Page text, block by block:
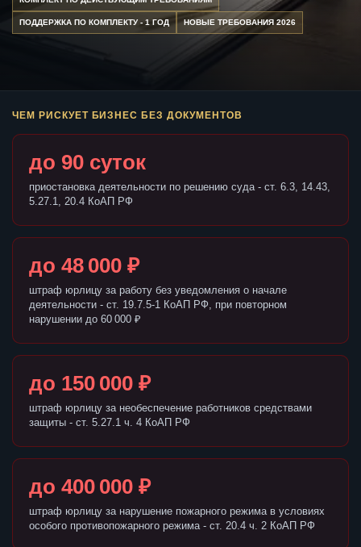
ПОДДЕРЖКА ПО КОМПЛЕКТУ - 1 ГОД НОВЫЕ ТРЕБОВАНИЯ 2026
ЧЕМ РИСКУЕТ БИЗНЕС БЕЗ ДОКУМЕНТОВ
до 90 суток
приостановка деятельности по решению суда - ст. 6.3, 14.43,
5.27.1, 20.4 КоАП РФ
до 48 000 ₽
штраф юрлицу за работу без уведомления о начале
деятельности - ст. 19.7.5-1 КоАП РФ, при повторном
нарушении до 60 000 ₽
до 150 000 ₽
штраф юрлицу за необеспечение работников средствами
защиты - ст. 5.27.1 ч. 4 КоАП РФ
до 400 000 ₽
штраф юрлицу за нарушение пожарного режима в условиях
особого противопожарного режима - ст. 20.4 ч. 2 КоАП РФ